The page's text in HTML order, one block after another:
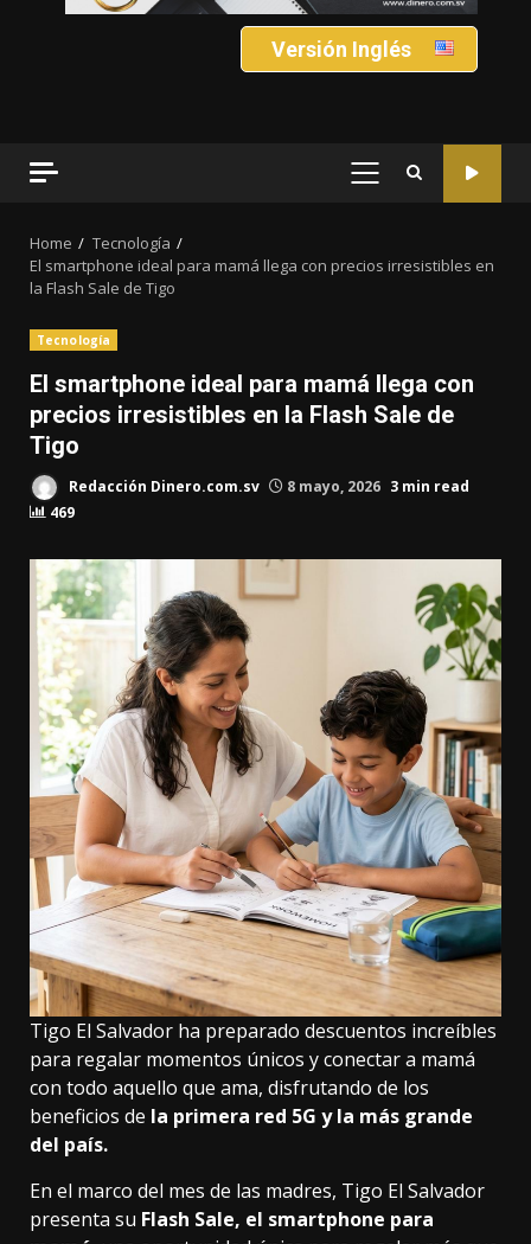
Versión Inglés
PRIMARY
Home
Tecnología
El smartphone ideal para mamá llega con precios irresistibles en
la Flash Sale de Tigo
Tecnología
El smartphone ideal para mamá llega con
precios irresistibles en la Flash Sale de
Tigo
Redacción Dinero.com.sv 8 mayo, 2026 3 min read
469
Tigo El Salvador ha preparado descuentos increíbles
para regalar momentos únicos y conectar a mamá
con todo aquello que ama, disfrutando de los
beneficios de la primera red 5G y la más grande
del país.
En el marco del mes de las madres, Tigo El Salvador
presenta su Flash Sale, el smartphone para